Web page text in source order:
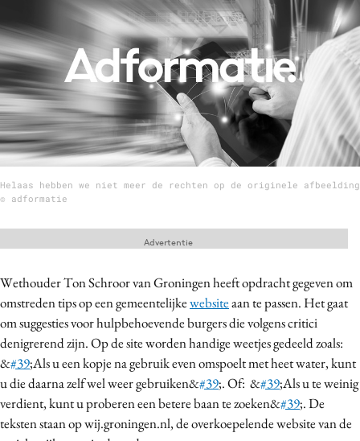
Menu
Home
9 sept: GenAI-training
12 nov: MarketingLive!
Adverteren
Events
Opleidingen
Topics
Artificial Intelligence
Bureaus
Campagnes
Carriere
Contentmarketing
Helaas hebben we niet meer de rechten op de originele afbeelding
© adformatie
Wethouder Ton Schroor van Groningen heeft opdracht gegeven om
omstreden tips op een gemeentelijkewebsiteaan te passen. Het gaat
om suggesties voor hulpbehoevende burgers die volgens critici
denigrerend zijn. Op de site worden handige weetjes gedeeld zoals:
&#39;Als u een kopje na gebruik even omspoelt met heet water, kunt
u die daarna zelf wel weer gebruiken&#39;. Of: &#39;Als u te weinig
verdient, kunt u proberen een betere baan te zoeken&#39;. De
teksten staan op wij.groningen.nl, de overkoepelende website van de
Advertentie